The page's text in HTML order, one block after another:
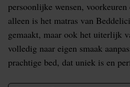
persoonlijke wensen,
alleen is het matras van
gemaakt, maar ook het uiterlijk
volledig naar eigen smaak
prachtige bed, dat uniek is en